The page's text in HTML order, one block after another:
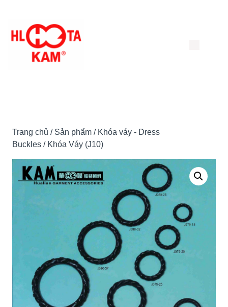
đến
Trang chủ / Sản phẩm / Khóa váy - Dress
Buckles / Khóa Váy (J10)